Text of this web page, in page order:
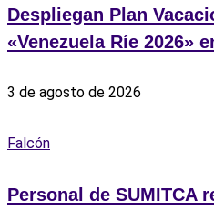
Despliegan Plan
«Venezuela Ríe 2026»
3 de agosto de 2026
Falcón
Personal de SUMITCA